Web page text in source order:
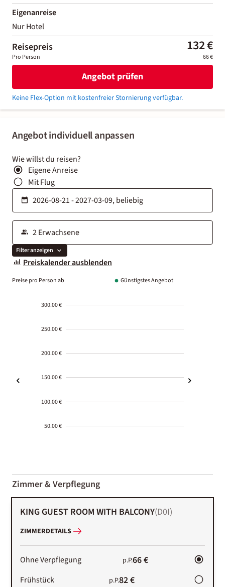
Angebot individuell anpassen
Wie willst du reisen?
Eigene Anreise
Mit Flug
Filter anzeigen
Preiskalender ausblenden
Preise pro Person ab Günstigstes Angebot
300.00 €
250.00 €
200.00 €
150.00 €
100.00 €
50.00 €
01-02
Zimmer & Verpflegung
KING GUEST ROOM WITH BALCONY(D0I)
ZIMMERDETAILS
Ohne Verpflegung p.P.66 €
Frühstück p.P.82 €
Eigenanreise
Nur Hotel
Reisepreis 132 €
Pro Person 66 €
Angebot prüfen
Keine Flex-Option mit kostenfreier Stornierung verfügbar.